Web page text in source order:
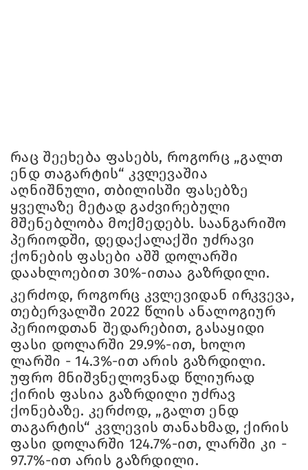
რაც შეეხება ფასებს, როგორც „გალთ
ენდ თაგარტის“ კვლევაშია
აღნიშნული, თბილისში ფასებზე
ყველაზე მეტად გაძვირებული
მშენებლობა მოქმედებს. საანგარიშო
პერიოდში, დედაქალაქში უძრავი
ქონების ფასები აშშ დოლარში
დაახლოებით 30%-ითაა გაზრდილი.
კერძოდ, როგორც კვლევიდან ირკვევა,
თებერვალში 2022 წლის ანალოგიურ
პერიოდთან შედარებით, გასაყიდი
ფასი დოლარში 29.9%-ით, ხოლო
ლარში - 14.3%-ით არის გაზრდილი.
უფრო მნიშვნელოვნად წლიურად
ქირის ფასია გაზრდილი უძრავ
ქონებაზე. კერძოდ, „გალთ ენდ
თაგარტის“ კვლევის თანახმად, ქირის
ფასი დოლარში 124.7%-ით, ლარში კი -
97.7%-ით არის გაზრდილი.